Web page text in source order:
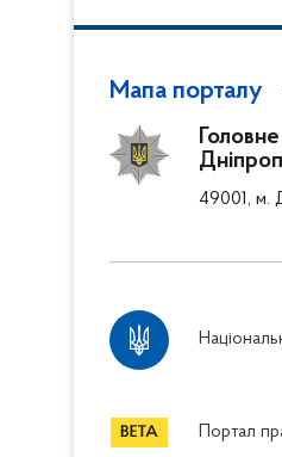
Мапа порталу
Головне
49001, м.
Портал